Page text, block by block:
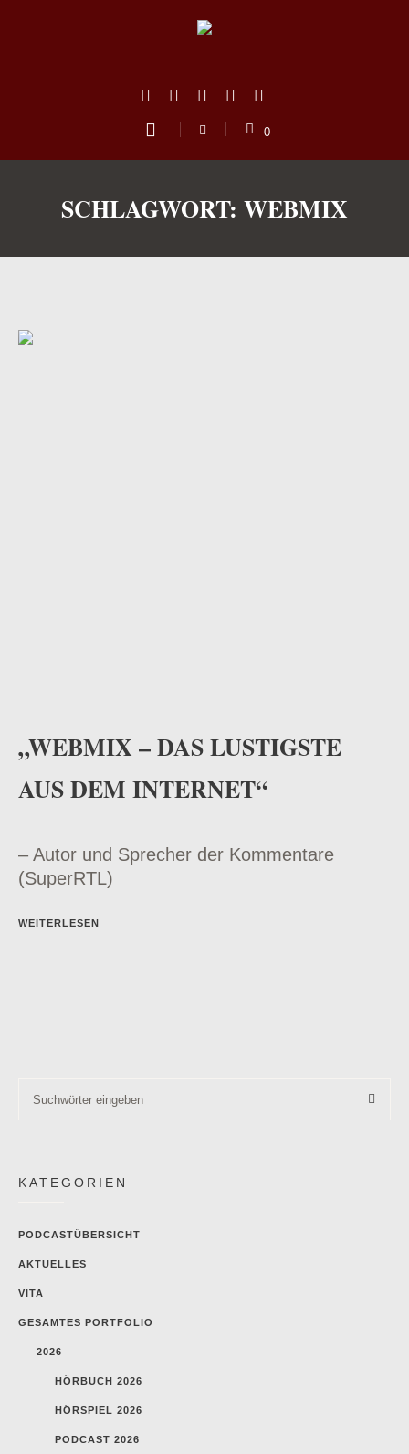
0
SCHLAGWORT: WEBMIX
„WEBMIX – DAS LUSTIGSTE
AUS DEM INTERNET“
– Autor und Sprecher der Kommentare
(SuperRTL)
WEITERLESEN
KATEGORIEN
PODCASTÜBERSICHT
AKTUELLES
VITA
GESAMTES PORTFOLIO
2026
HÖRBUCH 2026
HÖRSPIEL 2026
PODCAST 2026